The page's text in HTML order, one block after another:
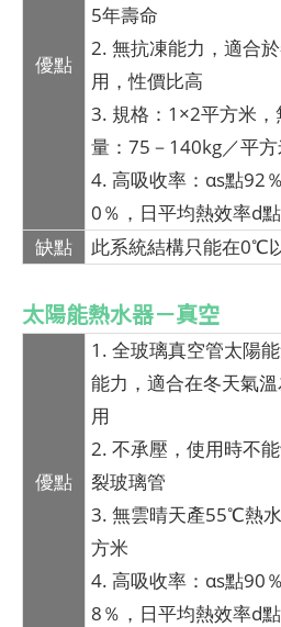
優點
5年壽命
2. 無抗凍能力，適合
用，性價比高
3. 規格：1×2平方米
量：75－140kg／平方
4. 高吸收率：αs點92
0％，日平均熱效率d
缺點
此系統結構只能在0℃
太陽能熱水器－真空
優點
1. 全玻璃真空管太陽
能力，適合在冬天氣
用
2. 不承壓，使用時不
裂玻璃管
3. 無雲晴天產55℃熱
方米
4. 高吸收率：αs點90
8％，日平均熱效率d